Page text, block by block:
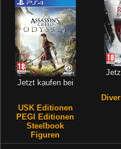
Jetzt kaufen bei
USK Editionen
PEGI Editionen
Steelbook
Figuren